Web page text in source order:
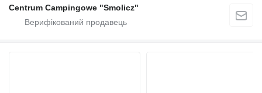
Centrum Campingowe "Smolicz"